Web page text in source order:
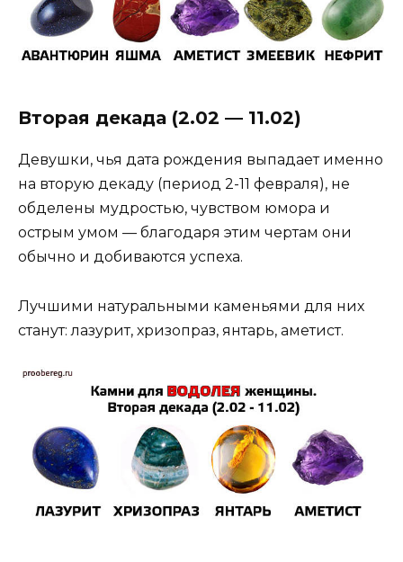
Вторая декада (2.02 — 11.02)
Девушки, чья дата рождения выпадает именно
на вторую декаду (период 2-11 февраля), не
обделены мудростью, чувством юмора и
острым умом — благодаря этим чертам они
обычно и добиваются успеха.
Лучшими натуральными каменьями для них
станут: лазурит, хризопраз, янтарь, аметист.